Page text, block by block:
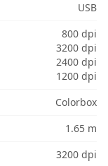
USB
800 dpi
3200 dpi
2400 dpi
1200 dpi
Colorbox
1.65 m
3200 dpi